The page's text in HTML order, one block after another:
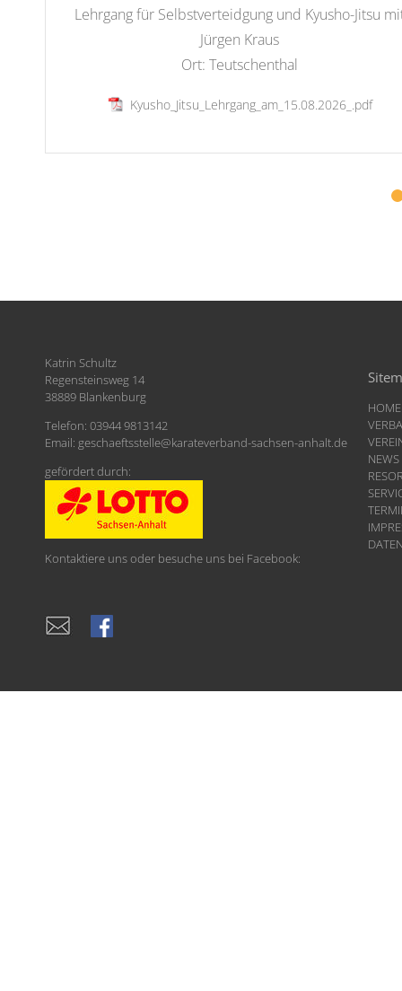
Lehrgang für Selbstverteidgung und Kyusho-Jitsu
Jürgen Kraus
Ort: Teutschenthal
Kyusho_Jitsu_Lehrgang_am_15.08.2026_.pdf
Katrin Schultz
Regensteinsweg 14
38889 Blankenburg
Telefon: 03944 9813142
Email: geschaeftsstelle@karateverband-sachsen-anhalt.de
gefördert durch:
Kontaktiere uns oder besuche uns bei Facebook:
HOME
NEWS